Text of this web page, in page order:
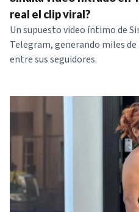
real el clip viral?
Un supuesto video íntimo de
Telegram, generando miles
entre sus seguidores.